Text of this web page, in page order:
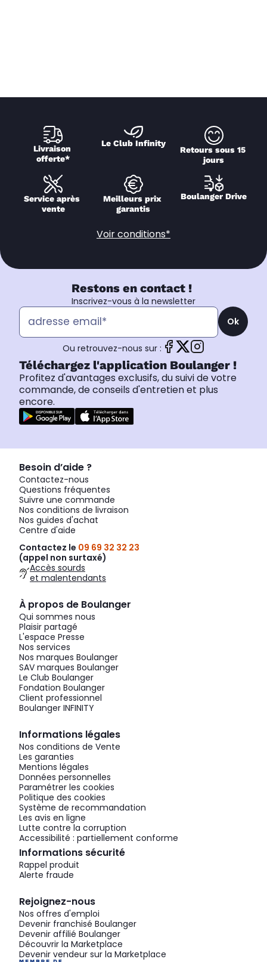
Livraison
offerte*
Le Club Infinity
Retours sous 15
jours
Service après
vente
Meilleurs prix
garantis
Boulanger Drive
Voir conditions*
Restons en contact !
Inscrivez-vous à la newsletter
Ok
Ou retrouvez-nous sur :
Téléchargez l'application Boulanger !
Profitez d'avantages exclusifs, du suivi de votre
commande, de conseils d'entretien et plus
encore.
Besoin d’aide ?
Contactez-nous
Questions fréquentes
Suivre une commande
Nos conditions de livraison
Nos guides d'achat
Centre d'aide
Contactez le 09 69 32 32 23
(appel non surtaxé)
Accès sourds
et malentendants
À propos de Boulanger
Qui sommes nous
Plaisir partagé
L'espace Presse
Nos services
Nos marques Boulanger
SAV marques Boulanger
Le Club Boulanger
Fondation Boulanger
Client professionnel
Boulanger INFINITY
Informations légales
Nos conditions de Vente
Les garanties
Mentions légales
Données personnelles
Paramétrer les cookies
Politique des cookies
Système de recommandation
Les avis en ligne
Lutte contre la corruption
Accessibilité : partiellement conforme
Informations sécurité
Rappel produit
Alerte fraude
Rejoignez-nous
Nos offres d'emploi
Devenir franchisé Boulanger
Devenir affilié Boulanger
Découvrir la Marketplace
Devenir vendeur sur la Marketplace